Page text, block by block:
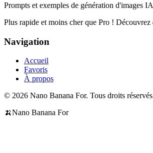
Prompts et exemples de génération d'images
Plus rapide et moins cher que Pro !
Navigation
Accueil
Favoris
À propos
© 2026 Nano Banana For. Tous droits
🍌Nano Banana For